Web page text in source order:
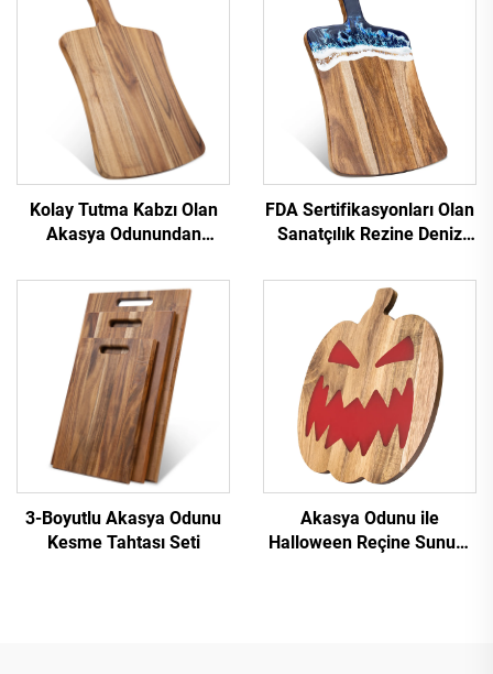
Kolay Tutma Kabzı Olan
Akasya Odunundan
Tahtası
FDA Sertifikasyonları Olan
Sanatçılık Rezine Deniz
3-Boyutlu Akasya Odunu
Kesme Tahtası Seti
Akasya Odunu ile
Halloween Reçine Sunum